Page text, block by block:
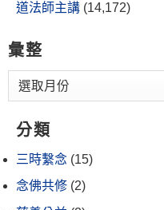
道法師主講 (14,172)
彙整
分類
三時繫念 (15)
念佛共修 (2)